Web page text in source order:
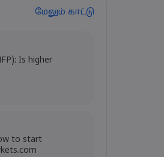
மேலும் காட்டு
Is higher
to start